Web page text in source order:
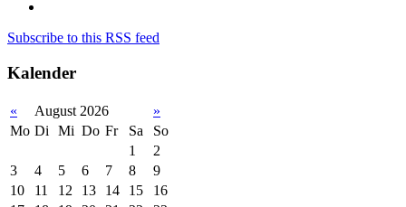
Subscribe to this RSS feed
Kalender
« August 2026
»
Mo Di Mi Do Fr Sa
So
1
2
3
4 5 6 7 8
9
10
11 12 13 14 15
16